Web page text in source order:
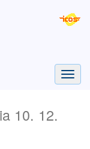
10. 12.